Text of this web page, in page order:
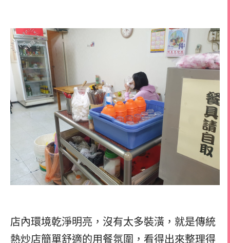
店內環境乾淨明亮，沒有太多裝潢，就是傳統
熱炒店簡單舒適的用餐氛圍，看得出來整理得